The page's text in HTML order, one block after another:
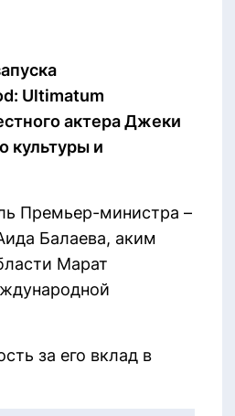
Ultimatum
актера Джеки
культуры и
Премьер-министра –
Балаева, аким
Марат
за его вклад в